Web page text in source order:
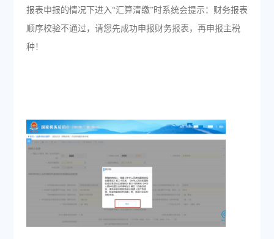
报表申报的情况下进入“汇算清缴”时系统会提示：财务报表
顺序校验不通过，请您先成功申报财务报表，再申报主税
种！